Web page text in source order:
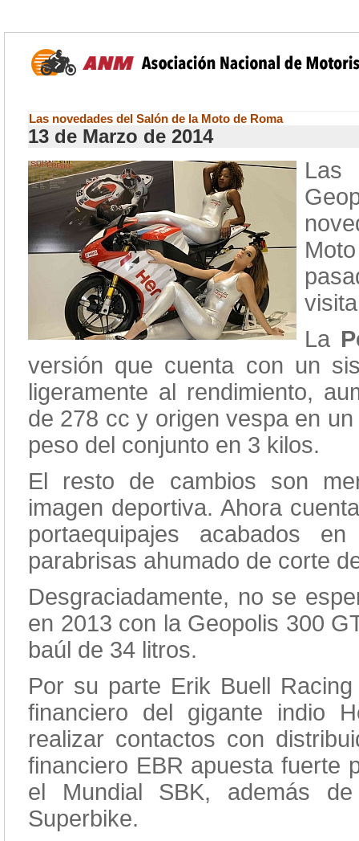
Las novedades del Salón de la Moto de Roma
13 de Marzo de 2014
Las
La
versión que cuenta con un
ligeramente al rendimiento,
de 278 cc y origen vespa en
peso del conjunto en 3 kilos.
El resto de cambios son
imagen deportiva. Ahora
portaequipajes acabados
parabrisas ahumado de corte
Desgraciadamente, no se
en 2013 con la Geopolis 300
baúl de 34 litros.
Por su parte Erik Buell
financiero del gigante indio
realizar contactos con
financiero EBR apuesta fuerte
el Mundial SBK, además
Superbike.